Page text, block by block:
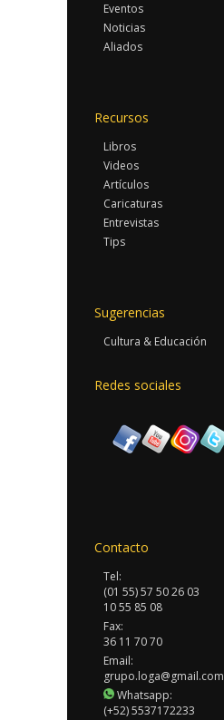
Eventos
Noticias
Aliados
Recursos
Libros
Videos
Artículos
Caricaturas
Entrevistas
Tips
Sugerencias
Cultura & Educación
Redes sociales
Contacto
Tel:
(01 55) 57 50 26 03
10 55 85 08
Fax:
36 11 70 70
Email:
grupo.loga@gmail.com
Whatsapp:
(+52) 5537172233